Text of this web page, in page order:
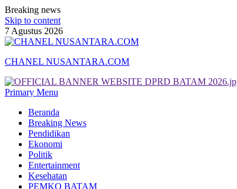
Breaking news
Skip to content
7 Agustus 2026
CHANEL NUSANTARA.COM
Primary Menu
Beranda
Breaking News
Pendidikan
Ekonomi
Politik
Entertainment
Kesehatan
PEMKO BATAM